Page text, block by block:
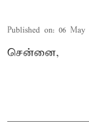
Published on: 06 May
சென்னை,